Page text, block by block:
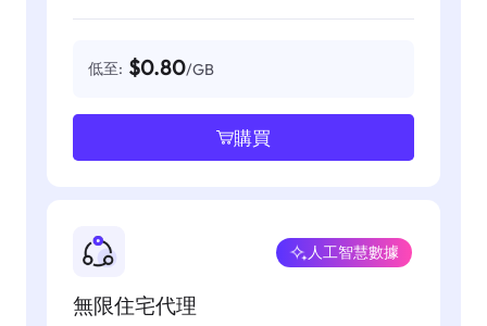
低至: $0.80/GB
購買
無限住宅代理
人工智慧數據